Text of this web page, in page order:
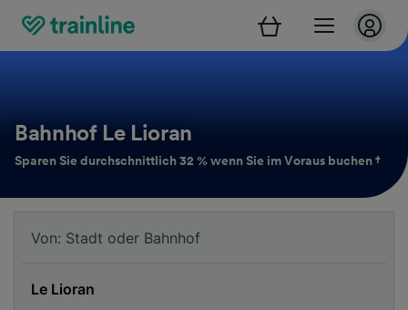
Bahnhof Le Lioran
Sparen Sie durchschnittlich 32 % wenn Sie im Voraus buchen †